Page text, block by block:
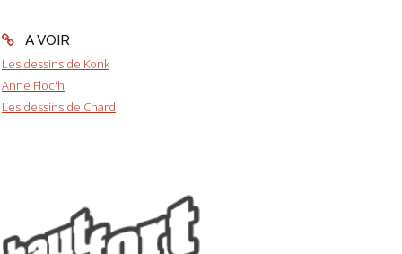
A VOIR
Les dessins de Konk
Anne Floc'h
Les dessins de Chard